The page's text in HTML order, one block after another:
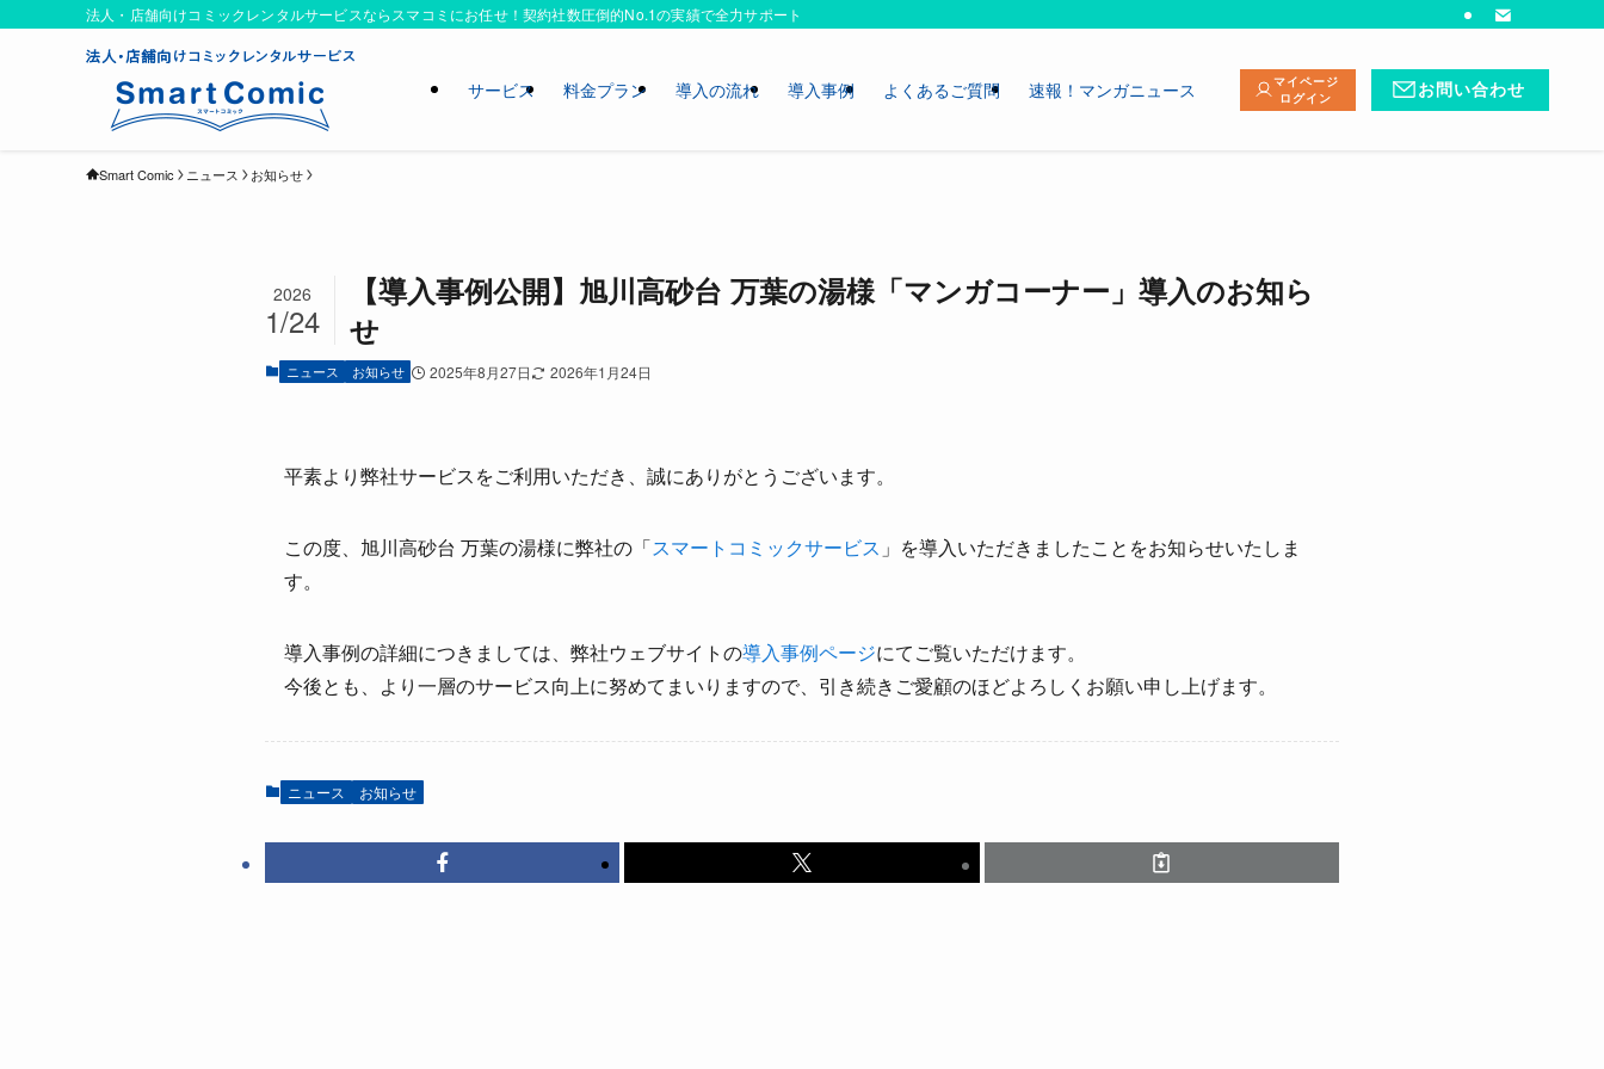
法人・店舗向けコミックレンタルサービスならスマコミにお任せ！契約社数圧倒的No.1の実績で全力サポートいたします！
サービス 料金プラン 導入の流れ 導入事例 よくあるご質問 速報！マンガニュース
マイページ
ログイン
お問い合わせ
Smart Comic ニュース お知らせ
【導入事例公開】旭川高砂台 万葉の湯様「マンガコーナー」導入のお知ら
せ
2026
1/24
ニュース お知らせ 2025年8月27日 2026年1月24日
平素より弊社サービスをご利用いただき、誠にありがとうございます。
この度、旭川高砂台 万葉の湯様に弊社の「スマートコミックサービス 」を導入いただきましたことをお知らせいたしま
す。
導入事例の詳細につきましては、弊社ウェブサイトの導入事例ページにてご覧いただけます。
今後とも、より一層のサービス向上に努めてまいりますので、引き続きご愛顧のほどよろしくお願い申し上げます。
ニュース お知らせ